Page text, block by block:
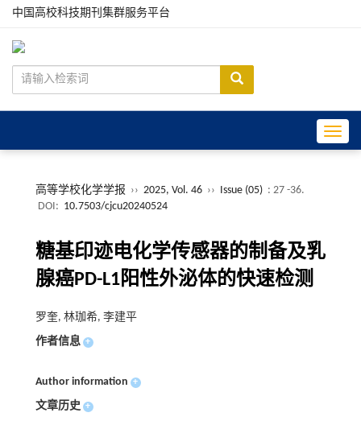
中国高校科技期刊集群服务平台
高等学校化学学报 ›› 2025, Vol. 46 ›› Issue (05) : 27 -36.
DOI: 10.7503/cjcu20240524
糖基印迹电化学传感器的制备及乳
腺癌PD-L1阳性外泌体的快速检测
罗奎, 林珈希, 李建平
作者信息 +
Author information +
文章历史 +